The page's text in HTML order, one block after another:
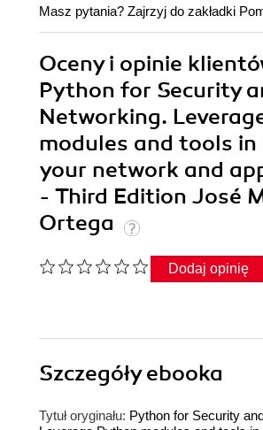
Masz pytania? Zajrzyj do zakładki
Oceny i opinie
Python for Security
Networking.
modules and tools in
your network and
- Third Edition José
Ortega
Dodaj opinię
Szczegółyebooka
Tytuł oryginału: Python for Security